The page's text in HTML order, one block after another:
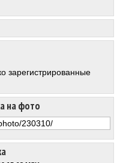
на фото
зарегистрированные